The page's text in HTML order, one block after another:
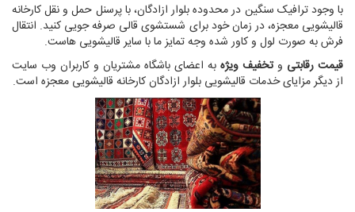
با وجود ترافیک سنگین در محدوده بلوار ازادگان، با پرسنل حمل و نقل کارخانه
قالیشویی معجزه، در زمان خود برای شستشوی قالی صرفه جویی کنید. انتقال
فرش به صورت لول و کاور شده وجه تمایز ما با سایر قالیشویی هاست.
قیمت رقابتی وتخفیف ویژه به اعضای باشگاه مشتریان و کاربران وب سایت
از دیگر مزایای خدمات قالیشویی بلوار ازادگان کارخانه قالیشویی معجزه است.